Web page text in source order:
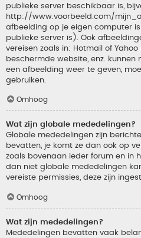
publieke server beschikbaar is,
http://www.voorbeeld.com/
afbeelding op je eigen computer
publieke server is). Ook
vereisen zoals in: Hotmail of
beschermde website, enz. kunnen
een afbeelding weer te geven,
gebruiken.
Omhoog
Wat zijn globale mededelingen?
Globale mededelingen zijn
bevatten, je komt ze dan ook op
zoals bovenaan ieder forum en in
dan niet globale mededelingen
vereiste permissies, deze zijn
Omhoog
Wat zijn mededelingen?
Mededelingen bevatten vaak